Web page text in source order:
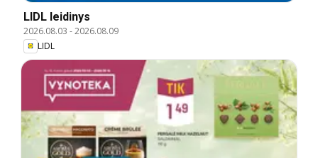
LIDL leidinys
2026.08.03 -2026.08.09
LIDL